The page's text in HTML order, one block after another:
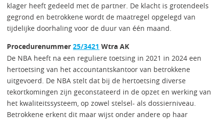
klager heeft gedeeld met de partner. De klacht is grotendeels
gegrond en betrokkene wordt de maatregel opgelegd van
tijdelijke doorhaling voor de duur van één maand.
Procedurenummer25/3421 Wtra AK
De NBA heeft na een reguliere toetsing in 2021 in 2024 een
hertoetsing van het accountantskantoor van betrokkene
uitgevoerd. De NBA stelt dat bij de hertoetsing diverse
tekortkomingen zijn geconstateerd in de opzet en werking van
het kwaliteitssysteem, op zowel stelsel- als dossierniveau.
Betrokkene erkent dit maar wijst onder andere op haar